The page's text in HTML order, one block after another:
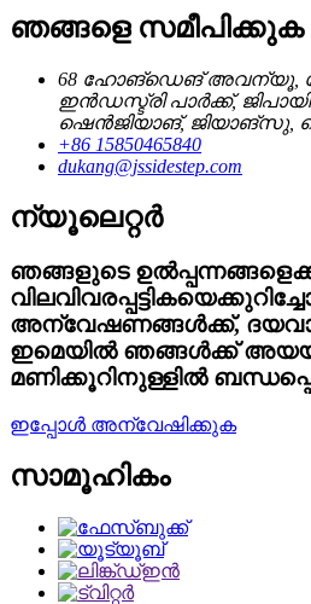
ഞങ്ങളെ സമീപിക്കുക
68 ഹോങ്‌ഡെങ് അവന്യൂ,
ഇൻഡസ്ട്രി പാർക്ക്,
ഷെൻജിയാങ്, ജിയാങ്‌സു,
+86 15850465840
dukang@jssidestep.com
ന്യൂലെറ്റർ
ഞങ്ങളുടെ
അന്വേഷണങ്ങൾക്ക്,
ഇമെയിൽ ഞങ്ങൾക്ക്
മണിക്കൂറിനുള്ളിൽ
ഇപ്പോൾ അന്വേഷിക്കുക
സാമൂഹികം